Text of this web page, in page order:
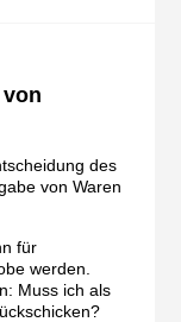
des
von Waren
für
werden.
Muss ich als